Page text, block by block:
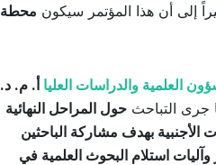
إلى أن هذا المؤتمر سيكون محطة
العلمية والدراسات العليا أ. م. د.
جرى التباحث حول المراحل النهائية
بهدف مشاركة الباحثين
استلام البحوث العلمية في